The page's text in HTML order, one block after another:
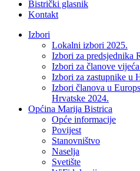
Bistrički glasnik
Kontakt
Izbori
Lokalni izbori 2025.
Izbori za predsjednika
Izbori za članove
Izbori za zastupnike u
Izbori članova u
Hrvatske 2024.
Općina Marija Bistrica
Opće informacije
Povijest
Stanovništvo
Naselja
Svetište